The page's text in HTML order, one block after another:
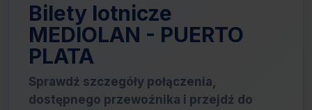
Bilety lotnicze
MEDIOLAN - PUERTO
PLATA
Sprawdź szczegóły połączenia,
dostępnego przewoźnika i przejdź do